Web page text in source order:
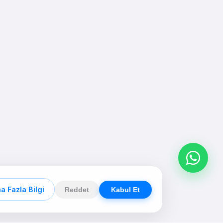
Fazla Bilgi Reddet Kabul Et